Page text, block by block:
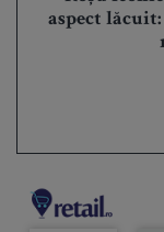
aspect